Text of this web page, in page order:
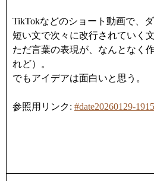
TikTokなどのショート動画で、
短い文で次々に改行されていく
ただ言葉の表現が、なんとなく
れど）。
でもアイデアは面白いと思う。
参照用リンク: #date20260129-